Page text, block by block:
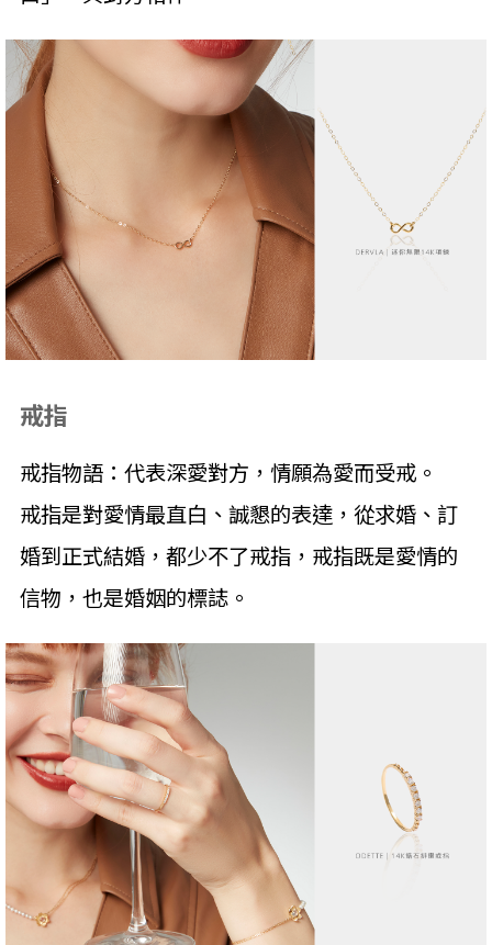
戒指
戒指物語：代表深愛對方，情願為愛而受戒。
戒指是對愛情最直白、誠懇的表達，從求婚、訂
婚到正式結婚，都少不了戒指，戒指既是愛情的
信物，也是婚姻的標誌。